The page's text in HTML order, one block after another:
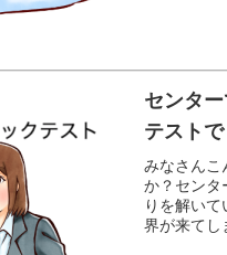
センタ
テスト
みなさんこ
か？センタ
りを解い
界が来てし